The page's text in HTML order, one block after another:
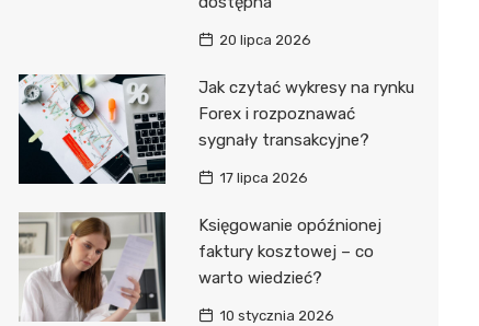
20 lipca 2026
Jak czytać wykresy na rynku
Forex i rozpoznawać
sygnały transakcyjne?
17 lipca 2026
Księgowanie opóźnionej
faktury kosztowej – co
warto wiedzieć?
10 stycznia 2026